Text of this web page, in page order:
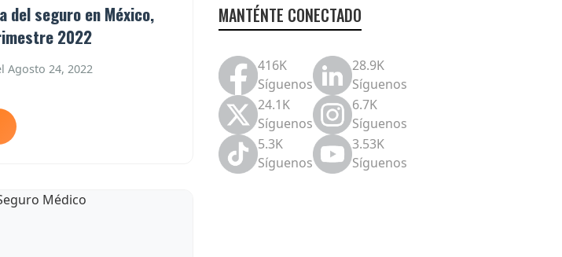
del seguro en México,
2022
Agosto 24, 2022
MANTÉNTE CONECTADO
416K
Síguenos
28.9K
Síguenos
24.1K
Síguenos
6.7K
Síguenos
5.3K
Síguenos
3.53K
Síguenos